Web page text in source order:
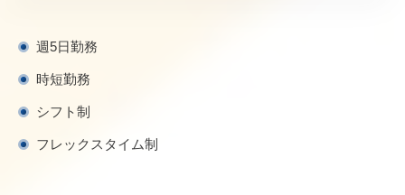
週5日勤務
時短勤務
シフト制
フレックスタイム制